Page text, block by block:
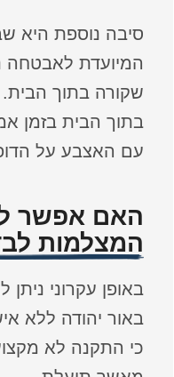
סיבה נוספת היא
המיועדת לאבטחה
שקורה בתוך
בתוך הבית בזמן
עם האצבע על
האם אפשר
המצלמות
באופן עקרוני
באור יהודה ללא
כי התקנה לא